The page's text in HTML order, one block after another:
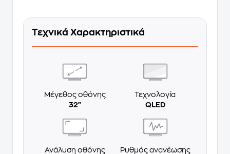
Τεχνικά Χαρακτηριστικά
Μέγεθος οθόνης
32"
Τεχνολογία
QLED
Ανάλυση οθόνης
Ρυθμός ανανέωσης